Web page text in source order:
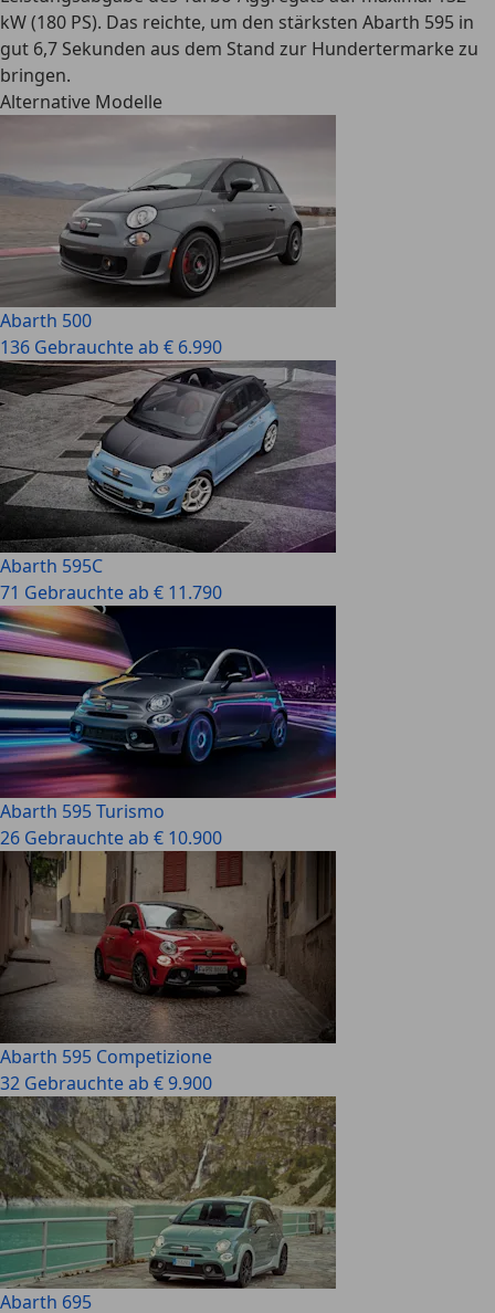
kW (180 PS). Das reichte, um den stärksten Abarth 595 in
gut 6,7 Sekunden aus dem Stand zur Hundertermarke zu
bringen.
Alternative Modelle
Abarth 500
136 Gebrauchte ab € 6.990
Abarth 595C
71 Gebrauchte ab € 11.790
Abarth 595 Turismo
26 Gebrauchte ab € 10.900
Abarth 595 Competizione
32 Gebrauchte ab € 9.900
Abarth 695